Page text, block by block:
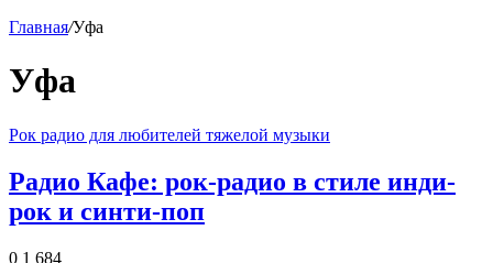
Главная/Уфа
Уфа
Рок радио для любителей тяжелой музыки
Радио Кафе: рок-радио в стиле инди-
рок и синти-поп
0 1 684